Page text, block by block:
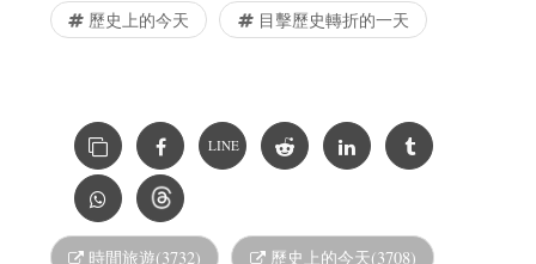
歷史上的今天 目擊歷史轉折的一天
LINE
時間旅遊(3732) 歷史上的今天(3708)